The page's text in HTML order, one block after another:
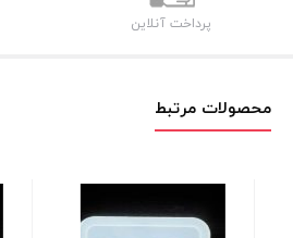
پرداخت آنلاین
محصولات مرتبط